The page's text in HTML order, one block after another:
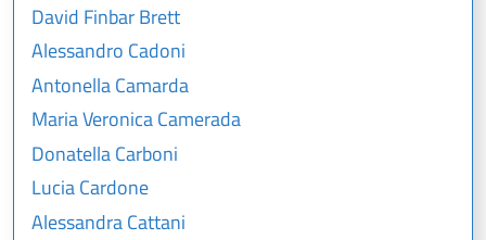
David Finbar Brett
Alessandro Cadoni
Antonella Camarda
Maria Veronica Camerada
Donatella Carboni
Lucia Cardone
Alessandra Cattani